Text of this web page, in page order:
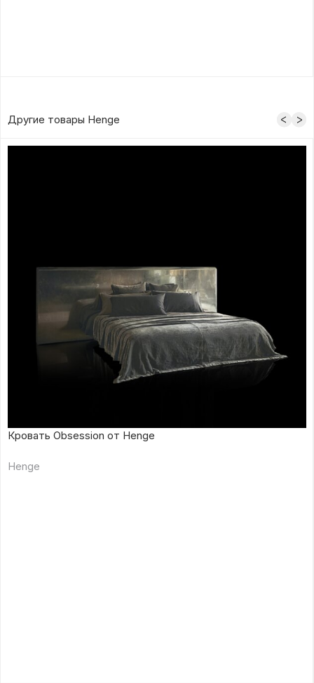
Другие товары Henge
Кровать Obsession от Henge
Henge